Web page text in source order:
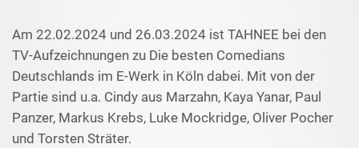
Am 22.02.2024 und 26.03.2024 ist TAHNEE bei den
TV-Aufzeichnungen zu Die besten Comedians
Deutschlands im E-Werk in Köln dabei. Mit von der
Partie sind u.a. Cindy aus Marzahn, Kaya Yanar, Paul
Panzer, Markus Krebs, Luke Mockridge, Oliver Pocher
und Torsten Sträter.